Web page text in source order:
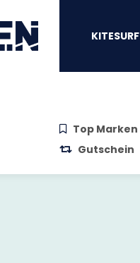
KITESURF
Top Marken
Gutschein